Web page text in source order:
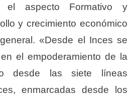
el aspecto Formativo y
y crecimiento económico
«Desde el Inces se
el empoderamiento de la
desde las siete líneas
enmarcadas desde los